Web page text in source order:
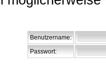
Benutzername:
Passwort: